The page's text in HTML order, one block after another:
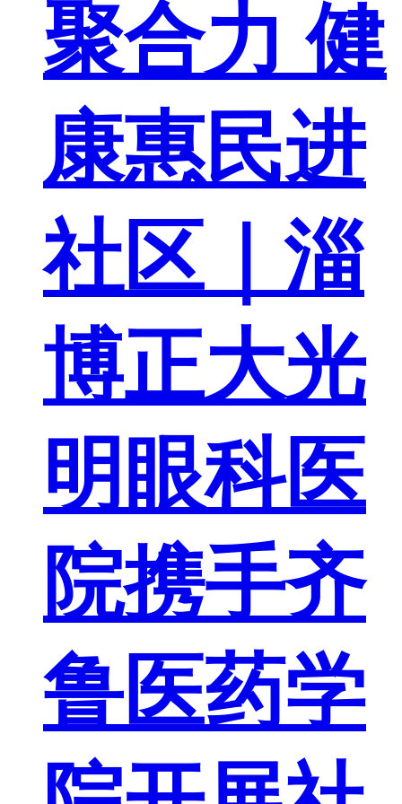
聚合力 健
康惠民进
社区｜淄
博正大光
明眼科医
院携手齐
鲁医药学